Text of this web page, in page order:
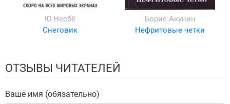
Ю Несбё
Снеговик
Борис Акунин
Нефритовые четки
ОТЗЫВЫ ЧИТАТЕЛЕЙ
Ваше имя (обязательно)